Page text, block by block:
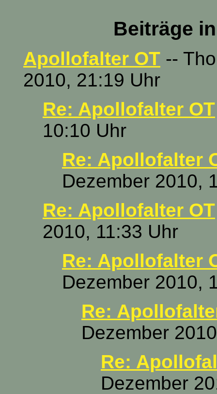
Beiträge
Apollofalter OT --
2010, 21:19 Uhr
Re: Apollofalter OT
10:10 Uhr
Re: Apollofalter
Dezember 2010,
Re: Apollofalter OT
2010, 11:33 Uhr
Re: Apollofalter
Dezember 2010,
Re:
Dezember
Re:
Dezember